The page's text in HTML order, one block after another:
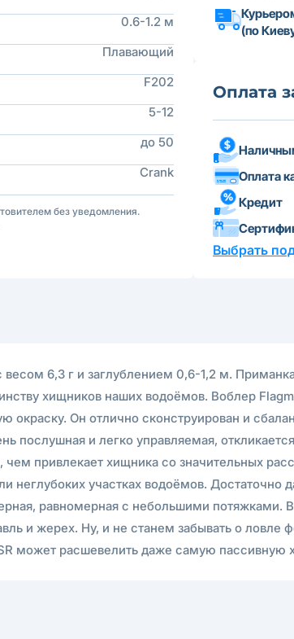
0.6-1.2 м
Плавающий
F202
5-12
до 50
Crank
без уведомления.
(по
Оплата
Оплата
Кредит
Выбрать
6,3 г и заглублением 0,6-1,2 м.
хищников наших водоёмов. Воблер
Он отлично сконструирован и
послушная и легко управляемая,
привлекает хищника со значительных
участках водоёмов. Достаточно
равномерная с небольшими потяжками.
и жерех. Ну, и не станем забывать о ловле
может расшевелить даже самую пассивную